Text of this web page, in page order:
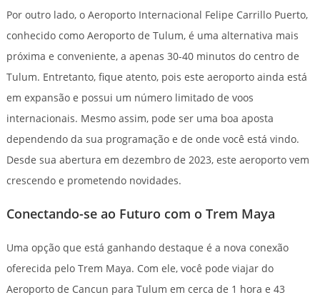
Por outro lado, o Aeroporto Internacional Felipe Carrillo Puerto,
conhecido como Aeroporto de Tulum, é uma alternativa mais
próxima e conveniente, a apenas 30-40 minutos do centro de
Tulum. Entretanto, fique atento, pois este aeroporto ainda está
em expansão e possui um número limitado de voos
internacionais. Mesmo assim, pode ser uma boa aposta
dependendo da sua programação e de onde você está vindo.
Desde sua abertura em dezembro de 2023, este aeroporto vem
crescendo e prometendo novidades.
Conectando-se ao Futuro com o Trem Maya
Uma opção que está ganhando destaque é a nova conexão
oferecida pelo Trem Maya. Com ele, você pode viajar do
Aeroporto de Cancun para Tulum em cerca de 1 hora e 43